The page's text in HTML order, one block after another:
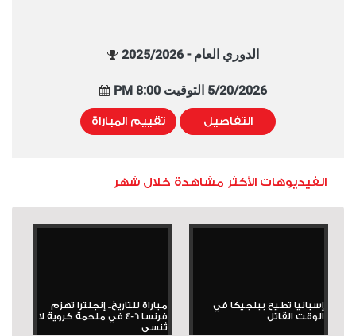
الدوري العام - 2025/2026
5/20/2026 التوقيت 8:00 PM
التفاصيل تقييم المباراة
الفيديوهات الأكثر مشاهدة خلال شهر
إسبانيا تطيح ببلجيكا في
الوقت القاتل
مباراة للتاريخ.. إنجلترا تهزم
فرنسا 6-4 في ملحمة كروية لا
تُنسى